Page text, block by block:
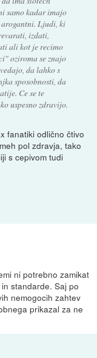
samo kadar imajo
arogantni. Ljudi, ki
izdati,
ali kot je recimo
oziroma se znajo
da lahko s
sposobnosti, da
Ce se te
uspesno zdravijo.
fanatiki odlično čtivo
pol zdravja, tako
s cepivom tudi
ni potrebno zamikat
standarde. Saj po
nemogocih zahtev
prikazal za ne